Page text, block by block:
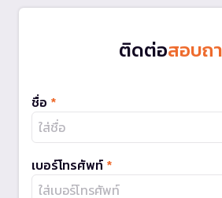
ติดต่อสอบถ
ชื่อ *
เบอร์โทรศัพท์ *